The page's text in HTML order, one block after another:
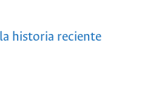
historia reciente